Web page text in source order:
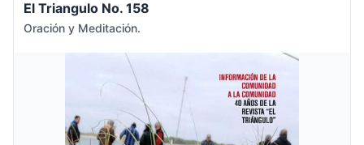
El Triangulo No. 158
Oración y Meditación.